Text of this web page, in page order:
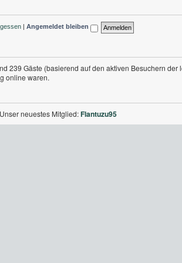
Angemeldet bleiben
239 Gäste (basierend auf den aktiven Besuchern der
online waren.
neuestes Mitglied:Flantuzu95